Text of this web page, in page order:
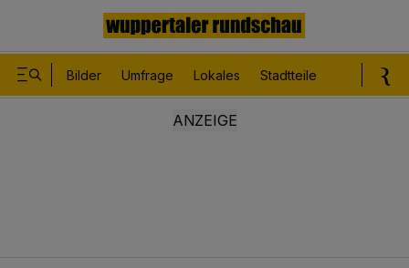
Bilder Umfrage Lokales Stadtteile